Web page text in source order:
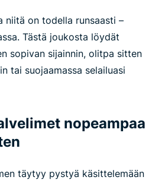
niitä on todella runsaasti –
Tästä joukosta löydät
sopivan sijainnin, olitpa sitten
tai suojaamassa selailuasi
nopeampaa
täytyy pystyä käsittelemään